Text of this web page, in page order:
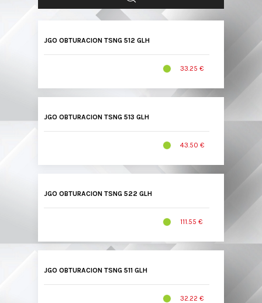
JGO OBTURACION TSNG 512 GLH
33.25 €
JGO OBTURACION TSNG 513 GLH
43.50 €
JGO OBTURACION TSNG 522 GLH
111.55 €
JGO OBTURACION TSNG 511 GLH
32.22 €